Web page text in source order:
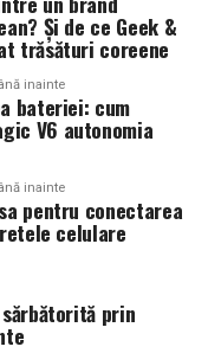
chiar câștigă.
prin
anumite
și sub nume
24 kW
baterii LiFePO4
3 × 2,5
Și de ce Geek &
trăsături coreene
inainte
bateriei: cum
V6 autonomia
inainte
pentru conectarea
celulare
prin